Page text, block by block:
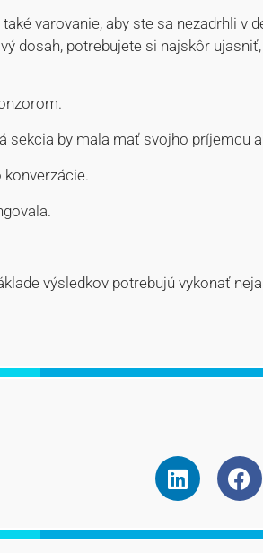
varovanie, aby ste sa nezadrhli
dosah, potrebujete si najskôr
sekcia by mala mať svojho príjemcu
výsledkov potrebujú vykonať